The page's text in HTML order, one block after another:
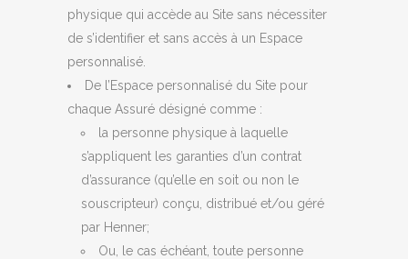
physique qui accède au Site sans nécessiter
de s’identifier et sans accès à un Espace
personnalisé.
De l’Espace personnalisé du Site pour
chaque Assuré désigné comme :
la personne physique à laquelle
s’appliquent les garanties d’un contrat
d’assurance (qu’elle en soit ou non le
souscripteur) conçu, distribué et/ou géré
par Henner;
Ou, le cas échéant, toute personne